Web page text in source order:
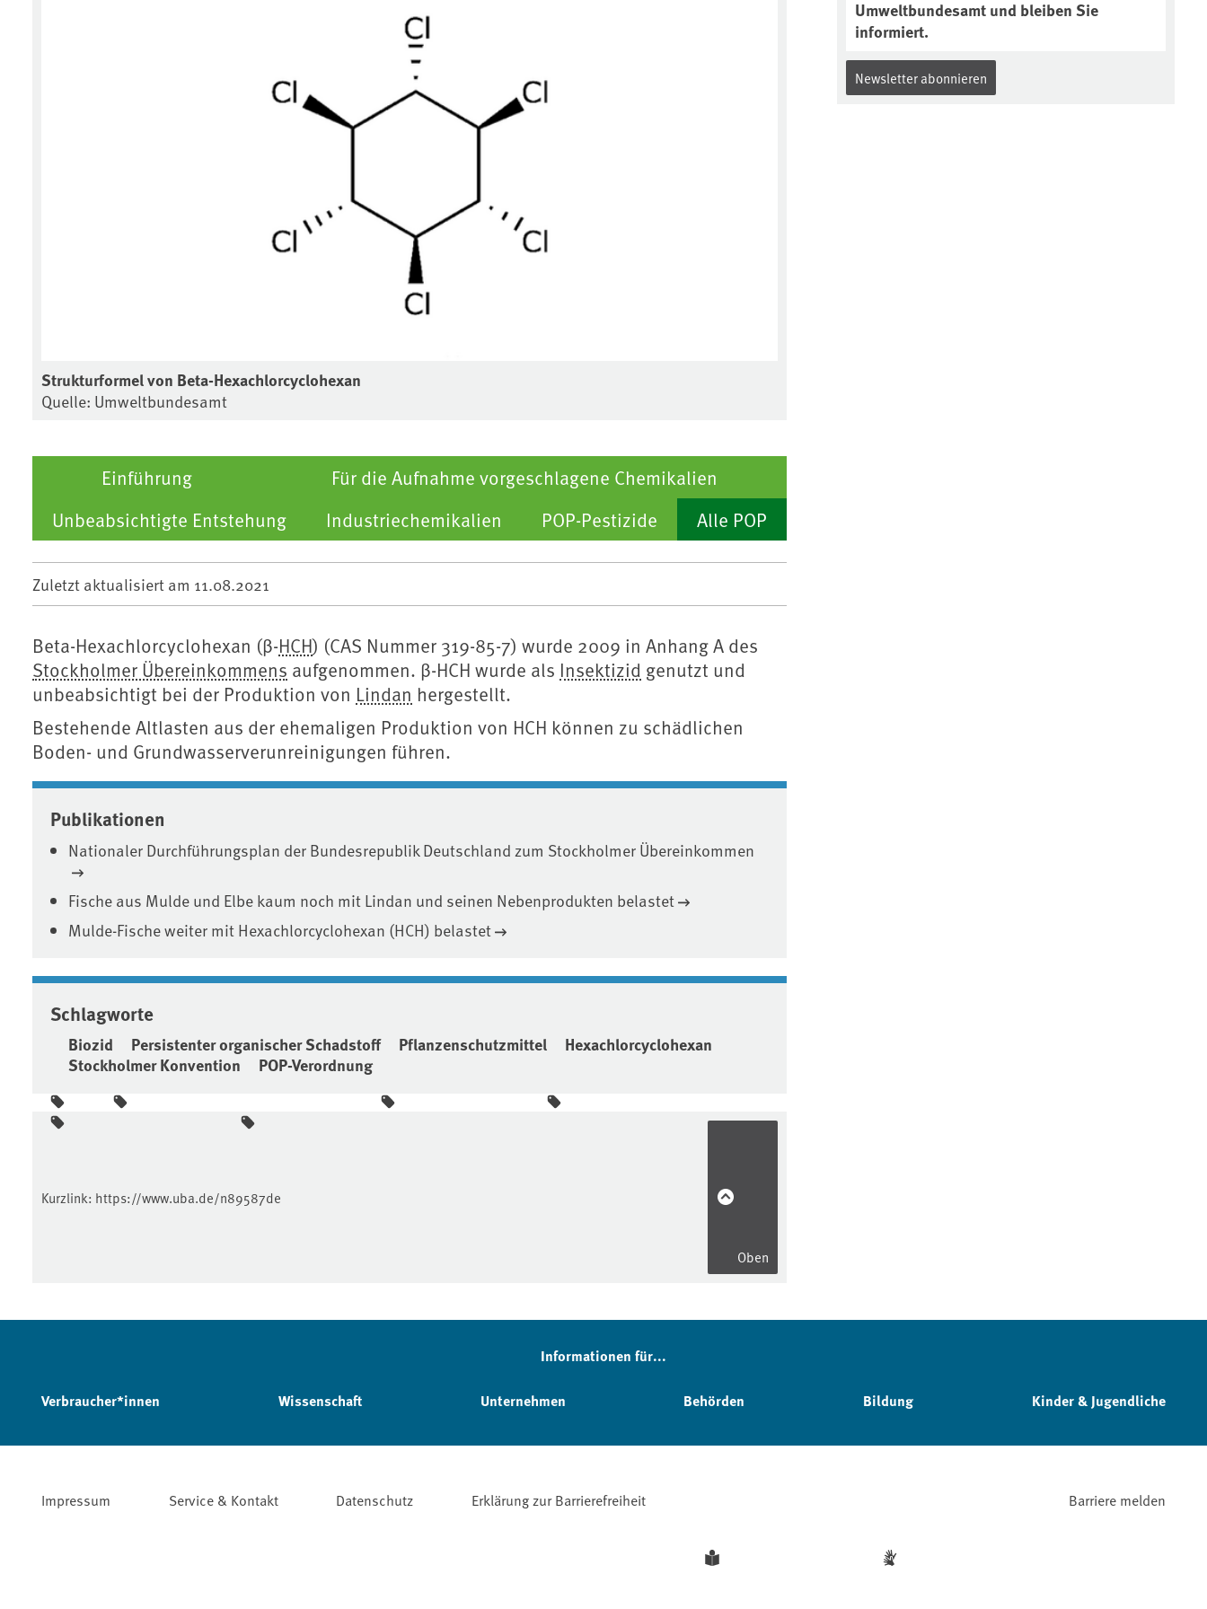
Strukturformel von Beta-Hexachlorcyclohexan
Quelle: Umweltbundesamt
Einführung
Für die Aufnahme vorgeschlagene Chemikalien
Unbeabsichtigte Entstehung
Industriechemikalien POP-Pestizide Alle POP
Zuletzt aktualisiert am 11.08.2021
Beta-Hexachlorcyclohexan (β-HCH) (CAS Nummer 319-85-7) wurde 2009 in Anhang A des
Stockholmer Übereinkommens aufgenommen. β-HCH wurde als Insektizid genutzt und
unbeabsichtigt bei der Produktion von Lindan hergestellt.
Bestehende Altlasten aus der ehemaligen Produktion von HCH können zu schädlichen
Boden- und Grundwasserverunreinigungen führen.
Associated content
Publikationen
Nationaler Durchführungsplan der Bundesrepublik Deutschland zum Stockholmer Übereinkommen
Fische aus Mulde und Elbe kaum noch mit Lindan und seinen Nebenprodukten belastet
Mulde-Fische weiter mit Hexachlorcyclohexan (HCH) belastet
Schlagworte
Biozid Persistenter organischer Schadstoff Pflanzenschutzmittel
Hexachlorcyclohexan
Stockholmer Konvention
POP-Verordnung
Umweltbundesamt und bleiben Sie
informiert.
Newsletter abonnieren
Kurzlink: https://www.uba.de/n89587de
Oben
Informationen für...
Verbraucher*innen Wissenschaft Unternehmen Behörden Bildung Kinder & Jugendliche
Impressum Service & Kontakt Datenschutz Erklärung zur Barrierefreiheit Barriere melden